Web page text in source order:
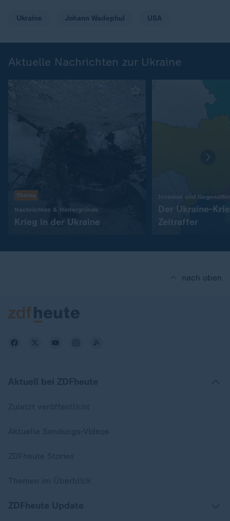
Ukraine Johann Wadephul USA
Aktuelle Nachrichten zur Ukraine
Thema
Nachrichten & Hintergründe
Krieg in der Ukraine
Invasion und
Der Ukraine-
Zeitraffer
nach oben